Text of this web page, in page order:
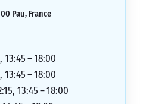
Pau, France
13:45 – 18:00
13:45 – 18:00
13:45 – 18:00